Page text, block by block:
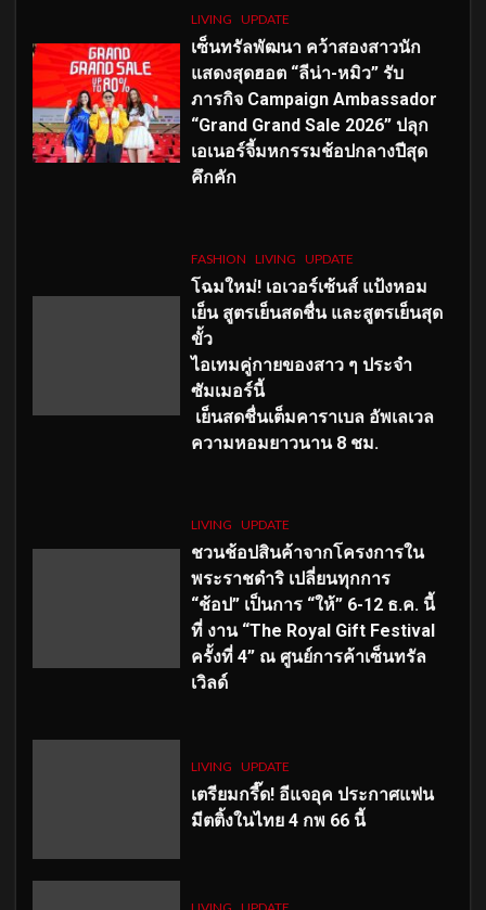
LIVING UPDATE
เซ็นทรัลพัฒนา คว้าสองสาวนัก
แสดงสุดฮอต “ลีน่า-หมิว” รับ
ภารกิจ Campaign Ambassador
“Grand Grand Sale 2026” ปลุก
เอเนอร์จี้มหกรรมช้อปกลางปีสุด
คึกคัก
FASHION LIVING UPDATE
โฉมใหม่! เอเวอร์เซ้นส์ แป้งหอม
เย็น สูตรเย็นสดชื่น และสูตรเย็นสุด
ขั้ว
ไอเทมคู่กายของสาว ๆ ประจำ
ซัมเมอร์นี้
เย็นสดชื่นเต็มคาราเบล อัพเลเวล
ความหอมยาวนาน 8 ชม.
LIVING UPDATE
ชวนช้อปสินค้าจากโครงการใน
พระราชดำริ เปลี่ยนทุกการ
“ช้อป” เป็นการ “ให้” 6-12 ธ.ค. นี้
ที่ งาน “The Royal Gift Festival
ครั้งที่ 4” ณ ศูนย์การค้าเซ็นทรัล
เวิลด์
LIVING UPDATE
เตรียมกรี๊ด! อีแจอุค ประกาศแฟน
มีตติ้งในไทย 4 กพ 66 นี้